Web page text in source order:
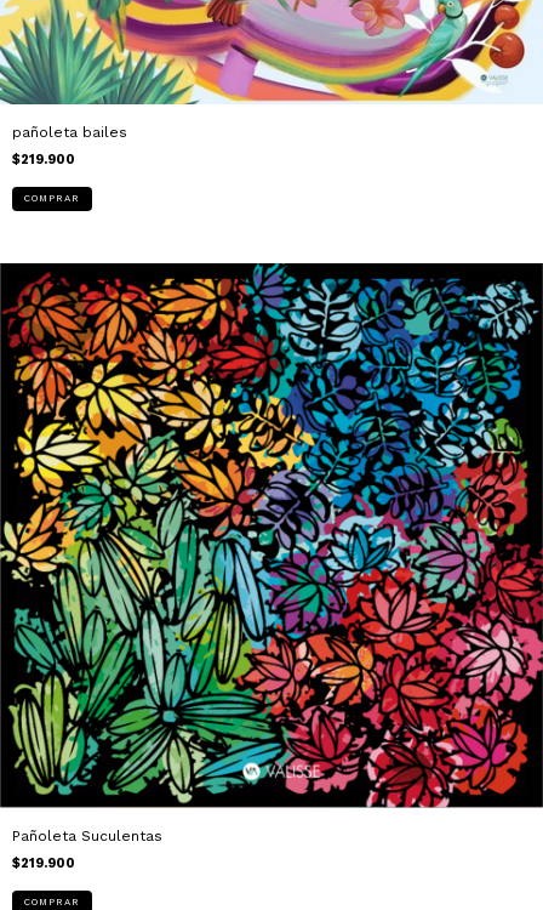
pañoleta bailes
$219.900
Pañoleta Suculentas
$219.900